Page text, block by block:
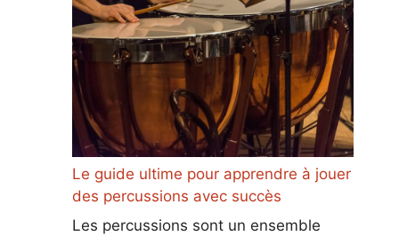
Le guide ultime pour apprendre à jouer
des percussions avec succès
Les percussions sont un ensemble